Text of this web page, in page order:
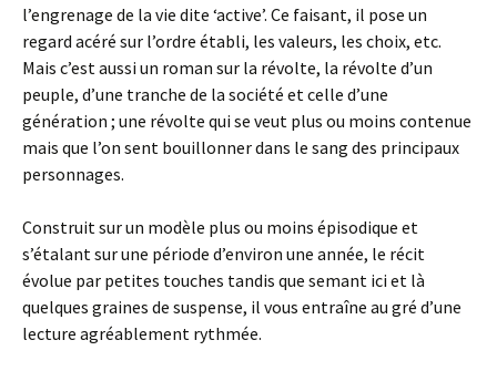
l’engrenage de la vie dite ‘active’. Ce faisant, il pose un
regard acéré sur l’ordre établi, les valeurs, les choix, etc.
Mais c’est aussi un roman sur la révolte, la révolte d’un
peuple, d’une tranche de la société et celle d’une
génération ; une révolte qui se veut plus ou moins contenue
mais que l’on sent bouillonner dans le sang des principaux
personnages.
Construit sur un modèle plus ou moins épisodique et
s’étalant sur une période d’environ une année, le récit
évolue par petites touches tandis que semant ici et là
quelques graines de suspense, il vous entraîne au gré d’une
lecture agréablement rythmée.